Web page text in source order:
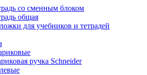
со сменным блоком
общая
для учебников и тетрадей
ручка Schneider